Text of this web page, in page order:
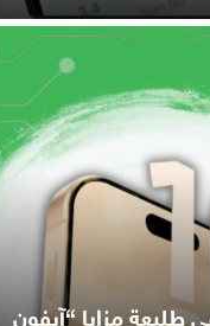
طليعة مزايا “آيفون